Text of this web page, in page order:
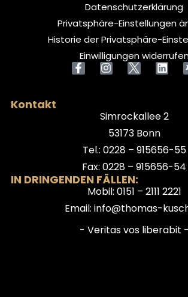
Datenschutzerklärung
Privatsphäre-Einstellungen
Historie der Privatsphäre-
Einwilligungen
Kontakt
Simrockallee 2
53173 Bonn
Tel.: 0228 – 915656-55
Fax: 0228 – 915656-54
IN DRINGENDEN FÄLLEN:
Mobil: 0151 – 2111 2221
Email: info@thomas-
- Veritas vos liberabit -